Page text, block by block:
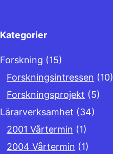
Kategorier
Forskning (15)
Forskningsintressen (10)
Forskningsprojekt (5)
Lärarverksamhet (34)
2001 Vårtermin (1)
2004 Vårtermin (1)